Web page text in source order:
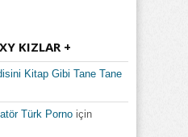
KIZLAR +
Kitap Gibi Tane Tane
Türk Porno için